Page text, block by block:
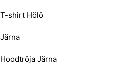
T-shirt Hölö
Järna
Hoodtröja Järna